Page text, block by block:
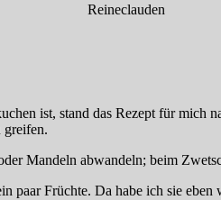
Reineclauden
ist, stand das Rezept für
greifen.
Mandeln abwandeln; beim
Früchte. Da habe ich sie